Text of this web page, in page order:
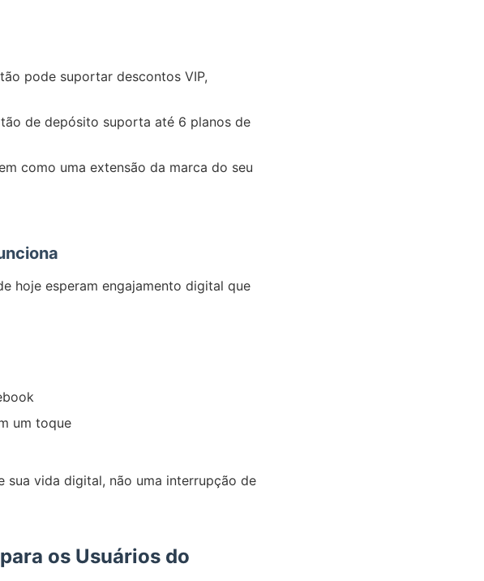
pode suportar descontos VIP,
de depósito suporta até 6 planos de
como uma extensão da marca do seu
hoje esperam engajamento digital que
um toque
sua vida digital, não uma interrupção de
os Usuários do